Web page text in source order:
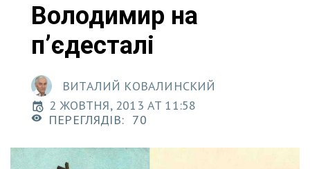
Володимир на
пʼєдесталі
ВИТАЛИЙ КОВАЛИНСКИЙ
2 ЖОВТНЯ, 2013 AT 11:58
ПЕРЕГЛЯДІВ: 70